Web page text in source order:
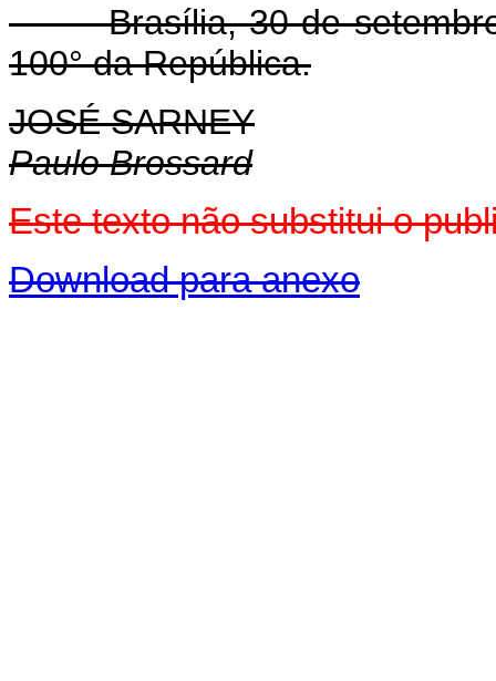
Brasília, 30 de setembro
100° da República.
JOSÉ SARNEY
Paulo Brossard
Este texto não substitui o
Download para anexo